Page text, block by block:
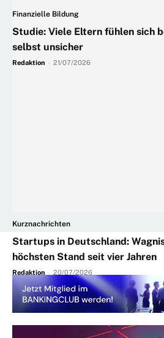
Finanzielle Bildung
Studie: Viele Eltern fühlen sich
selbst unsicher
Redaktion 21/07/2026
Kurznachrichten
Startups in Deutschland:
höchsten Stand seit vier Jahren
Redaktion - 20/07/2026